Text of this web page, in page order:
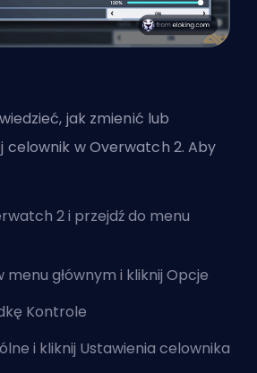
jak zmienić lub
celownik w Overwatch 2. Aby
2 i przejdź do menu
menu głównym i kliknij Opcje
Kontrole
i kliknij Ustawienia celownika